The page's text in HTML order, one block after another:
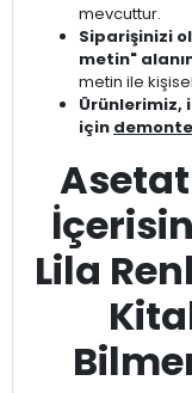
mevcuttur.
Siparişinizi
metin"
metin ile
Ürünlerimiz,
için demonte
Lila